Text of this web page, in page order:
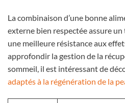
La combinaison d’une bonne
externe bien respectée assure
une meilleure résistance aux
approfondir la gestion de la
sommeil, il est intéressant de
adaptés à la régénération de la